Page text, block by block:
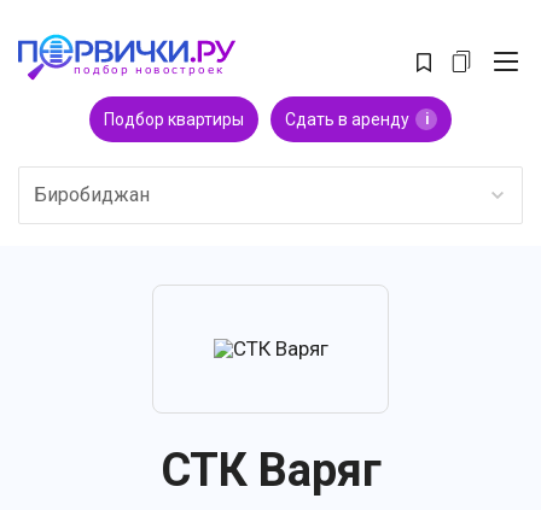
Подбор квартиры Сдать в аренду i
Биробиджан
СТК Варяг